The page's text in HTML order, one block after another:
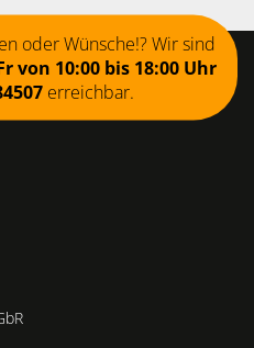
oder Wünsche!? Wir sind
von 10:00 bis 18:00 Uhr
erreichbar.